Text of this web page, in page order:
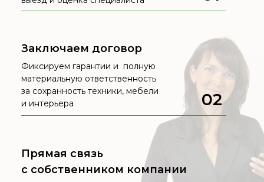
Фиксируем гарантии и полную
материальную ответственность
за сохранность техники, мебели
и интерьера
Заключаем договор
Прямая связь
с собственником компании
02